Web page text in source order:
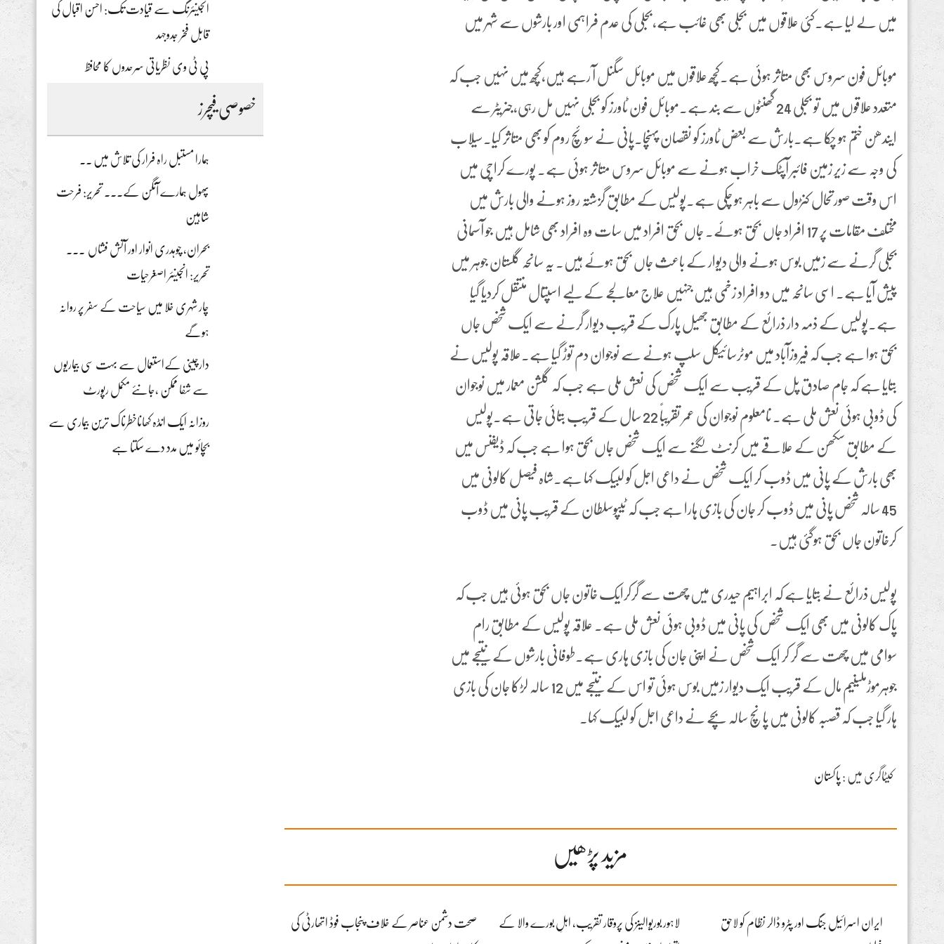
میں لے لیا ہے۔کئی علاقوں میں بجلی بھی غائب ہے،بجلی کی عدم فراہمی اور بارشوں سے شہر میں
موبائل فون سروس بھی متاثر ہوئی ہے۔کچھ علاقوں میں موبائل سگنل آ رہے ہیں،کچھ میں نہیں جب کہ
متعدد علاقوں میں تو بجلی 24 گھنٹوں سے بند ہے۔موبائل فون ٹاورز کو بجلی نہیں مل رہی،جنریٹر سے
ایندھن ختم ہو چکا ہے۔بارش سے بعض ٹاورز کو نقصان پہنچا۔پانی نے سوئچ روم کو بھی متاثر کیا۔سیلاب
کی وجہ سے زیر زمین فائبر آپٹک خراب ہونے سے موبائل سروس متاثر ہوئی ہے۔ پورے کراچی میں
اس وقت صورتحال کنڑول سے باہر ہو چکی ہے۔پولیس کے مطابق گزشتہ روز ہونے والی بارش میں
مختلف مقامات پر 17 افراد جاں بحق ہوئے۔ جاں بحق افراد میں سات وہ افراد بھی شامل ہیں جو آسمانی
بجلی گرنے سے زمیں بوس ہونے والی دیوار کے باعث جاں بحق ہوئے ہیں۔ یہ سانحہ گلستان جوہر میں
پیش آیا ہے۔ اسی سانحہ میں دو افراد زخمی ہیں جنہیں علاج معالجے کے لیے اسپتال منتقل کردیا گیا
ہے۔پولیس کے ذمہ دار ذرائع کے مطابق جھیل پارک کے قریب دیوار گرنے سے ایک شخص جاں
بحق ہوا ہے جب کہ فیروزآباد میں موٹرسائیکل سلپ ہونے سے نوجوان دم توڑ گیا ہے۔علاقہ پولیس نے
بتایا ہے کہ جام صادق پل کے قریب سے ایک شخص کی نعش ملی ہے جب کہ گلشن معمار میں نوجوان
کی ڈوبی ہوئی نعش ملی ہے۔ نامعلوم نوجوان کی عمر تقریباً 22 سال کے قریب بتائی جاتی ہے۔پولیس
کے مطابق سکھن کے علاقے میں کرنٹ لگنے سے ایک شخص جاں بحق ہوا ہے جب کہ ڈیفنس میں
بھی بارش کے پانی میں ڈوب کر ایک شخص نے داعی اجل کو لبیک کہا ہے۔شاہ فیصل کالونی میں
45 سالہ شخص پانی میں ڈوب کر جان کی بازی ہارا ہے جب کہ ٹیپوسلطان کے قریب پانی میں ڈوب
کرخاتون جاں بحق ہوگئی ہیں۔
پولیس ذرائع نے بتایا ہے کہ ابراہیم حیدری میں چھت سے گرکرایک خاتون جاں بحق ہوئی ہیں جب کہ
پاک کالونی میں بھی ایک شخص کی پانی میں ڈوبی ہوئی نعش ملی ہے۔ علاقہ پولیس کے مطابق رام
سوامی میں چھت سے گر کر ایک شخص نے اپنی جان کی بازی ہاری ہے۔طوفانی بارشوں کے نتیجے میں
جوہرموڑملینیم مال کے قریب ایک دیوار زمیں بوس ہوئی تو اس کے نتیجے میں 12 سالہ لڑکا جان کی بازی
ہار گیا جب کہ قصبہ کالونی میں پانچ سالہ بچے نے داعی اجل کو لبیک کہا۔
کیٹاگری میں : پاکستان
مزید پڑھیں
صحت دشمن عناصر کے خلاف پنجاب فوڈ اتھارٹی کی لاہور بوریوالینز کی پروقار تقریب، اہلِ بورے والا کے ایران اسرائیل جنگ اور پٹرو ڈالر نظام کو لاحق
انجینئرنگ سے قیادت تک: احسن اقبال کی
قابل فخر جدوجہد
پی ٹی وی نظریاتی سرحدوں کا محافظ
خصوصی فیچرز
ہمارا مستبل راہ فرار کی تلاش میں ۔۔
پھول ہمارے آنگن کے۔۔۔ تحریر: فرحت
شاہین
بحران، چوہدری انوار اور آتش فشاں ۔۔۔
تحریر: انجینئر اصغرحیات
چار شہری خلا میں سیاحت کے سفر پر روانہ
ہوگے
دارچینی کےاستعمال سے بہت سی بیماریوں
سے شفا ممکن ،جانئے مکمل رپورٹ
روزانہ ایک انڈہ کھاناخطرناک ترین بیماری سے
بچائو میں مدد دے سکتا ہے